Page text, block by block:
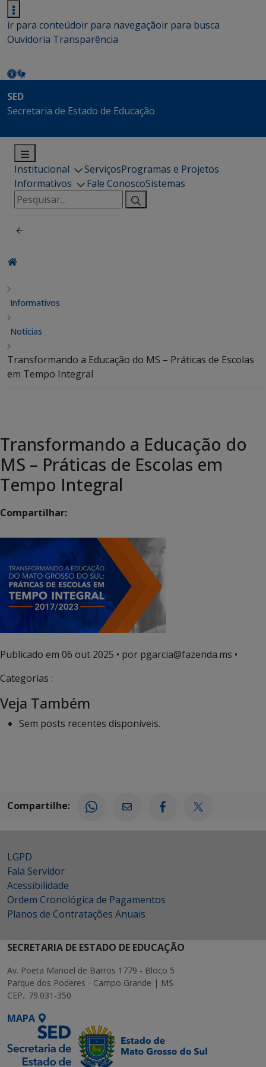
ir para conteúdoir para navegaçãoir para busca
Ouvidoria Transparência
SED
Secretaria de Estado de Educação
Institucional ServiçosProgramas e Projetos
Informativos
Fale ConoscoSistemas
Pesquisar
por:
Informativos
Notícias
Transformando a Educação do MS – Práticas de Escolas
em Tempo Integral
Transformando a Educação do
MS – Práticas de Escolas em
Tempo Integral
Compartilhar:
Publicado em 06 out 2025 • por pgarcia@fazenda.ms •
Categorias :
Veja Também
Sem posts recentes disponíveis.
Compartilhe:
LGPD
Fala Servidor
Acessibilidade
Ordem Cronológica de Pagamentos
Planos de Contratações Anuais
SECRETARIA DE ESTADO DE EDUCAÇÃO
Av. Poeta Manoel de Barros 1779 - Bloco 5
Parque dos Poderes - Campo Grande | MS
CEP.: 79.031-350
MAPA